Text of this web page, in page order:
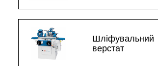
Шліфувальний
верстат